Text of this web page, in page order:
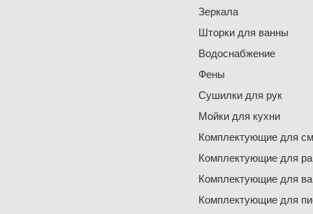
Зеркала
Шторки для ванны
Водоснабжение
Фены
Сушилки для рук
Мойки для кухни
Комплектующие для
Комплектующие для
Комплектующие для
Комплектующие для